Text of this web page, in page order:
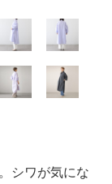
シワが気にな